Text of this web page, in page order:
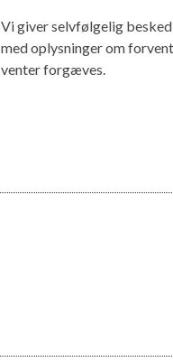
Vi giver selvfølgelig
med oplysninger om
venter forgæves.